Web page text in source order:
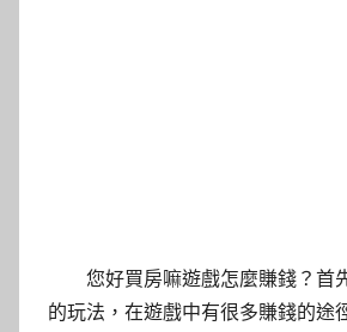
您好買房嘛遊戲怎麼賺錢？首
的玩法，在遊戲中有很多賺錢的途